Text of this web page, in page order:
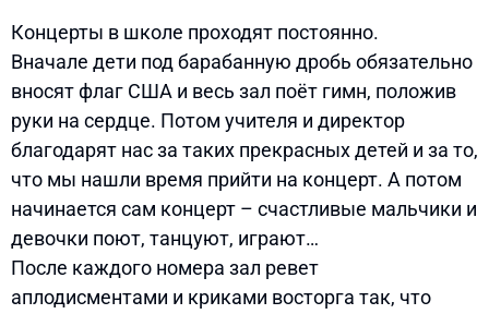
Концерты в школе проходят постоянно.
Вначале дети под барабанную дробь обязательно
вносят флаг США и весь зал поёт гимн, положив
руки на сердце. Потом учителя и директор
благодарят нас за таких прекрасных детей и за то,
что мы нашли время прийти на концерт. А потом
начинается сам концерт – счастливые мальчики и
девочки поют, танцуют, играют…
После каждого номера зал ревет
аплодисментами и криками восторга так, что